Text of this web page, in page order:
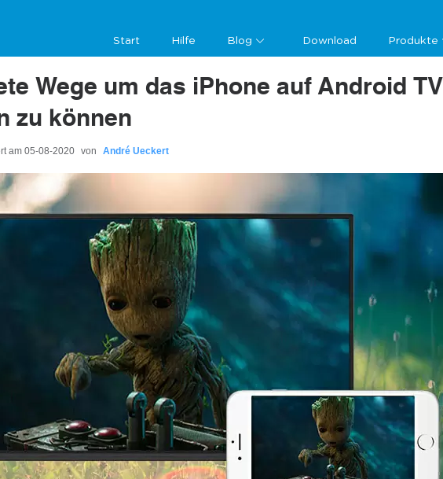
Start Hilfe Blog Download Produkte
Wege um das iPhone auf Android TV
zu können
am 05-08-2020 von André Ueckert